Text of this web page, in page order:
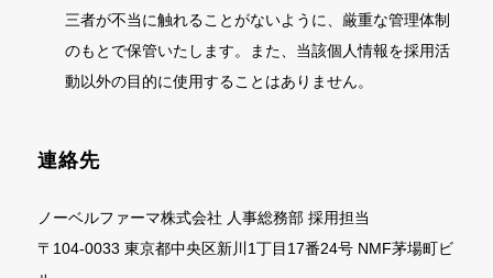
三者が不当に触れることがないように、厳重な管理体制
のもとで保管いたします。また、当該個人情報を採用活
動以外の目的に使用することはありません。
連絡先
ノーベルファーマ株式会社 人事総務部 採用担当
〒104-0033 東京都中央区新川1丁目17番24号 NMF茅場町ビ